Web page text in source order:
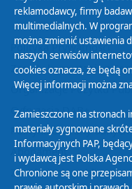
Polityka Prywatności
Zasady korzystania z
Organizacje Pożytku
Cyfryzacja DAB+
Polityka ochrony
Abonament
Zamówienia publiczne
reklamodawcy, firmy
multimedialnych. W
można zmienić ustawienia
naszych serwisów
cookies oznacza, że będą
Więcej informacji można
Zamieszczone na
materiały sygnowane
Informacyjnych PAP,
i wydawcą jest Polska
Chronione są one